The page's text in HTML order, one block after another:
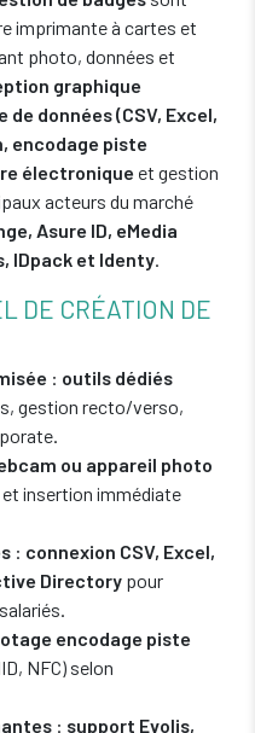
imprimante à cartes et
photo, données et
graphique
données (CSV, Excel,
encodage piste
électronique et gestion
acteurs du marché
Asure ID, eMedia
IDpack et Identy
DE CRÉATION DE
: outils dédiés
gestion recto/verso,
ou appareil photo
insertion immédiate
: connexion CSV, Excel,
Directory pour
encodage piste
NFC) selon
: support Evolis,